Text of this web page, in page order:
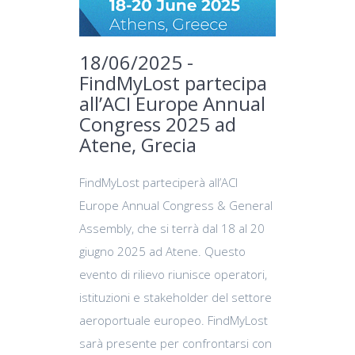
18/06/2025 -
FindMyLost partecipa
all’ACI Europe Annual
Congress 2025 ad
Atene, Grecia
FindMyLost parteciperà all’ACI
Europe Annual Congress & General
Assembly, che si terrà dal 18 al 20
giugno 2025 ad Atene. Questo
evento di rilievo riunisce operatori,
istituzioni e stakeholder del settore
aeroportuale europeo. FindMyLost
sarà presente per confrontarsi con